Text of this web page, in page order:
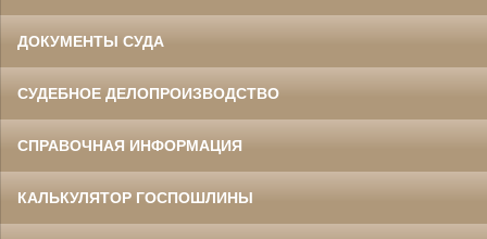
ДОКУМЕНТЫ СУДА
СУДЕБНОЕ ДЕЛОПРОИЗВОДСТВО
СПРАВОЧНАЯ ИНФОРМАЦИЯ
КАЛЬКУЛЯТОР ГОСПОШЛИНЫ